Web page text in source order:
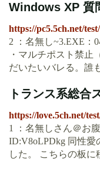
Windows XP 質
https://pc5.5ch.net/
2 ：名無し~3.EXE：
・マルチポスト禁止
だいたいバレる。誰
トランス系総合
https://love.5ch.net/
1 ：名無しさん＠お
ID:V8oLPDkg 同性愛
した。 こちらの板に